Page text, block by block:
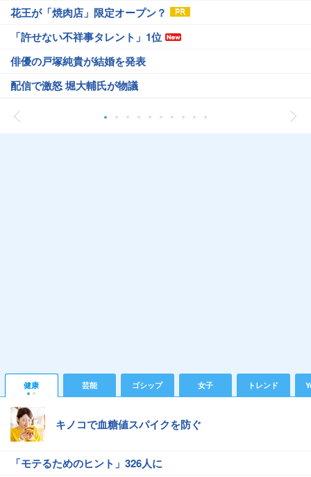
花王が「焼肉店」限定オープン？
「許せない不祥事タレント」1位
俳優の戸塚純貴が結婚を発表
配信で激怒 堀大輔氏が物議
健康 芸能 ゴシップ 女子 トレンド
キノコで血糖値スパイクを防ぐ
「モテるためのヒント」326人に